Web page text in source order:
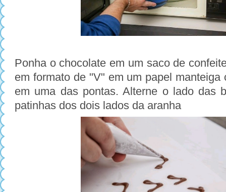
Ponha o chocolate em um saco de
em formato de "V" em um papel manteiga
em uma das pontas. Alterne o lado das
patinhas dos dois lados da aranha